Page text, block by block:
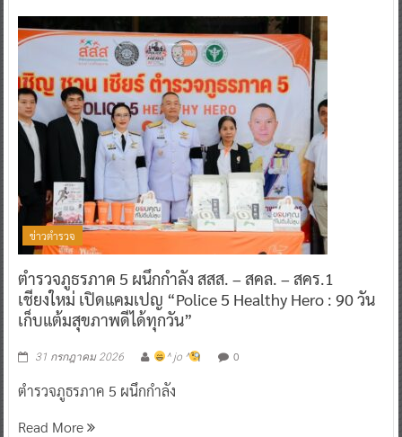
ข่าวตำรวจ
ตำรวจภูธรภาค 5 ผนึกกำลัง สสส. – สคล. – สคร.1
เชียงใหม่ เปิดแคมเปญ “Police 5 Healthy Hero : 90 วัน
เก็บแต้มสุขภาพดีได้ทุกวัน”
31 กรกฎาคม 2026 ^ jo ^ 0
ตำรวจภูธรภาค 5 ผนึกกำลัง
Read More